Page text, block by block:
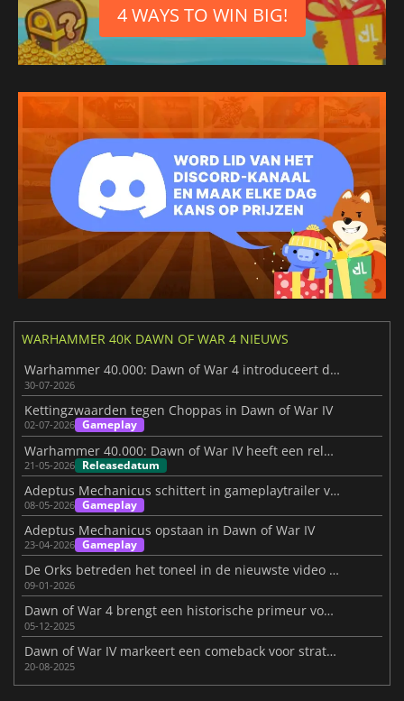
Japans
4 WAYS TO WIN BIG!
WARHAMMER 40K DAWN OF WAR 4 NIEUWS
Warhammer 40.000: Dawn of War 4 introduceert de Necron-factie
30-07-2026
Kettingzwaarden tegen Choppas in Dawn of War IV
02-07-2026 Gameplay
Warhammer 40.000: Dawn of War IV heeft een releasedatum
21-05-2026 Releasedatum
Adeptus Mechanicus schittert in gameplaytrailer van Dawn of War 4
08-05-2026 Gameplay
Adeptus Mechanicus opstaan in Dawn of War IV
23-04-2026 Gameplay
De Orks betreden het toneel in de nieuwste video van Dawn of War IV
09-01-2026
Dawn of War 4 brengt een historische primeur voor Warhammer 40K
05-12-2025
Dawn of War IV markeert een comeback voor strategiefans
20-08-2025